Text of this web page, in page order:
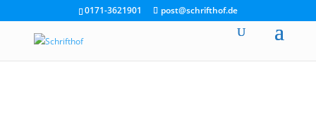
0171-3621901 post@schrifthof.de